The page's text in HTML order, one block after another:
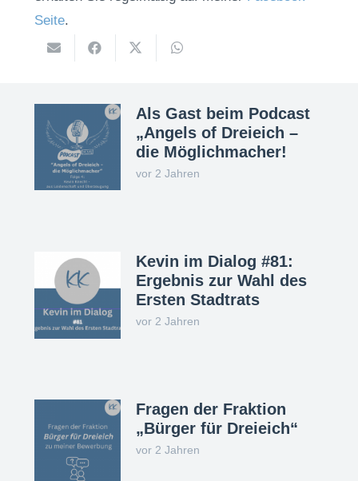
Seite.
Als Gast beim Podcast
„Angels of Dreieich –
die Möglichmacher!
vor 2 Jahren
Kevin im Dialog #81:
Ergebnis zur Wahl des
Ersten Stadtrats
vor 2 Jahren
Fragen der Fraktion
„Bürger für Dreieich“
vor 2 Jahren